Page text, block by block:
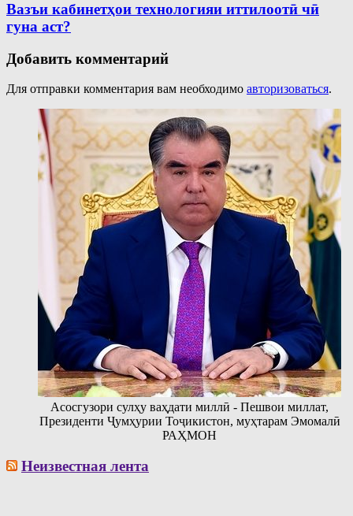
Вазъи кабинетҳои технологияи иттилоотӣ чӣ
гуна аст?
Добавить комментарий
Для отправки комментария вам необходимо авторизоваться.
Асосгузори сулҳу ваҳдати миллӣ - Пешвои миллат,
Президенти Ҷумҳурии Тоҷикистон, муҳтарам Эмомалӣ
РАҲМОН
Неизвестная лента